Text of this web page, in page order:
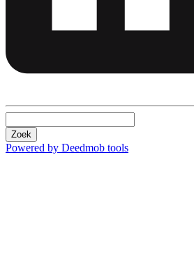
Zoek
Powered by Deedmob tools